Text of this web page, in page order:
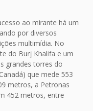
ao mirante há um
por diversos
multimídia. No
do Burj Khalifa e um
grandes torres do
que mede 553
metros, a Petronas
452 metros, entre